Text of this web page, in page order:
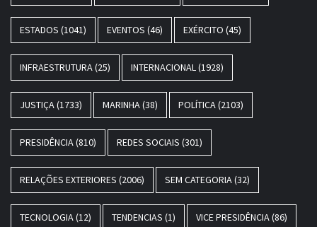
ESTADOS (1041) EVENTOS (46) EXÉRCITO (45)
INFRAESTRUTURA(25) INTERNACIONAL(1928)
JUSTIÇA(1733) MARINHA(38) POLÍTICA(2103)
PRESIDÊNCIA(810) REDES SOCIAIS (301)
RELAÇÕES EXTERIORES (2006) SEM CATEGORIA(32)
TECNOLOGIA(12) TENDENCIAS (1) VICE PRESIDÊNCIA(86)